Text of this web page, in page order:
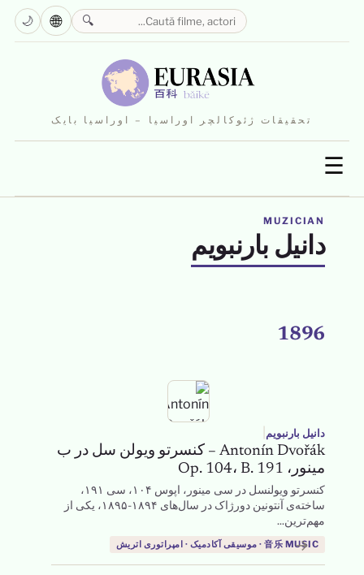
تحقیقات ژئوکالچر اوراسیا – اوراسیا بایک
☰
🔍
🌐
🌙
MUZICIAN
دانیل بارنبویم
1896
دانیل بارنبویم
Antonín Dvořák – کنسرتو ویولن سل در ب
مینور، Op. 104، B. 191
کنسرتو ویولنسل در سی مینور، اپوس ۱۰۴، سی ۱۹۱،
ساخته‌ی آنتونین دورژاک در سال‌های ۱۸۹۴-۱۸۹۵، یکی از
مهم‌ترین...
音乐 MUSIC · موسیقی آکادمیک · امپراتوری اتریش
→